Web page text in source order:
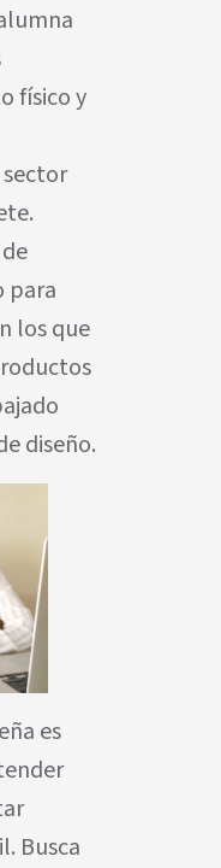
físico y
para
los que
diseño.
es
Busca